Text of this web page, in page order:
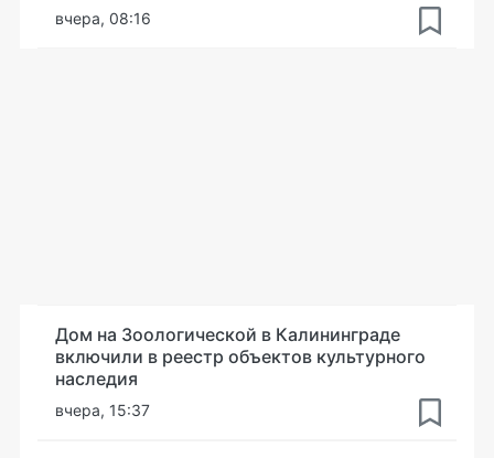
вчера, 08:16
Дом на Зоологической в Калининграде
включили в реестр объектов культурного
наследия
вчера, 15:37